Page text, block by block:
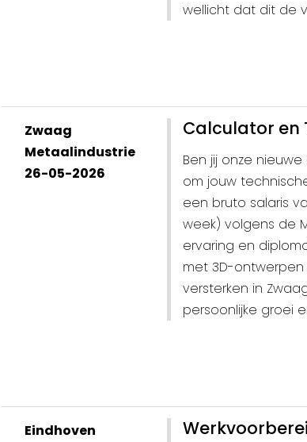
wellicht dat dit de
Zwaag
Metaalindustrie
26-05-2026
Calculator en
Ben jij onze
om jouw
een bruto salaris
week) volgens de
ervaring en
met 3D-
versterken in
persoonlijke groei
Eindhoven